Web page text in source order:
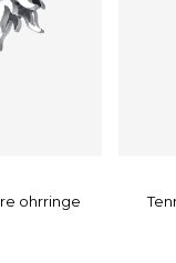
ohrringe
tennishalskette mit blumen aus stahl für